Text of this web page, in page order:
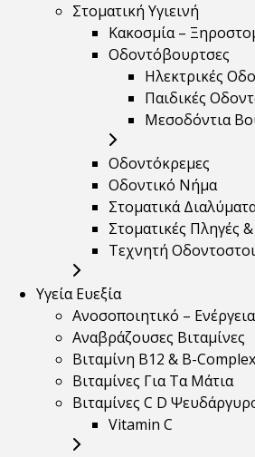
Στοματική Υγιεινή
Κακοσμία –
Οδοντόβουρτσες
Ηλεκτρικές
Παιδικές
Μεσοδόντια
Οδοντόκρεμες
Οδοντικό Νήμα
Στοματικά
Στοματικές Πληγές
Τεχνητή
Υγεία Ευεξία
Ανοσοποιητικό –
Αναβράζουσες Βιταμίνες
Βιταμίνη B12 & Β-Complex
Βιταμίνες Για Τα Μάτια
Βιταμίνες C D
Vitamin C